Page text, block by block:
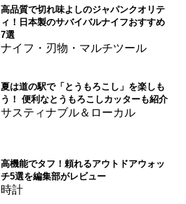
高品質で切れ味よしのジャパンクオリテ
ィ！日本製のサバイバルナイフおすすめ
7選
ナイフ・刃物・マルチツール
夏は道の駅で「とうもろこし」を楽しも
う！ 便利なとうもろこしカッターも紹介
サスティナブル＆ローカル
高機能でタフ！頼れるアウトドアウォッ
チ5選を編集部がレビュー
時計